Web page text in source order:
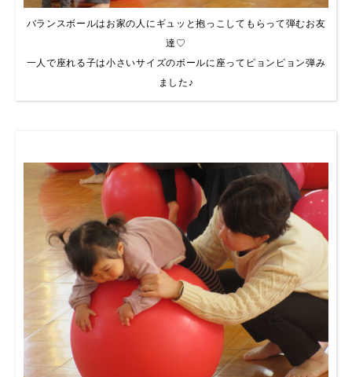
バランスボールはお家の人にギュッと抱っこしてもらって弾むお友
達♡
一人で座れる子は小さいサイズのボールに座ってピョンピョン弾み
ました♪